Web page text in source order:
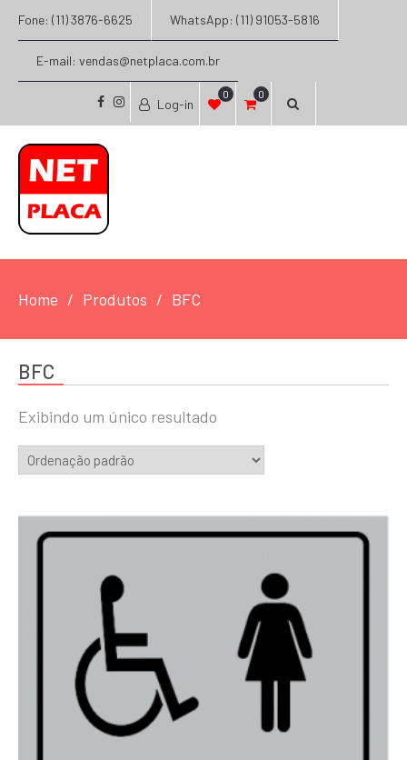
Fone: (11) 3876-6625 WhatsApp: (11) 91053-5816
E-mail: vendas@netplaca.com.br
facebook
instagram
Log-in
0 0
Home Produtos BFC
BFC
Exibindo um único resultado